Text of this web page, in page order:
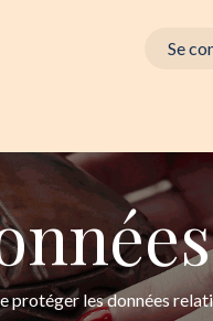
Se
protéger les données